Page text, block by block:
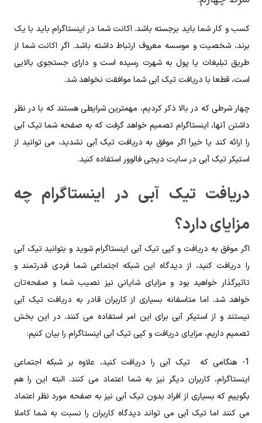
کسب و کار شما باید برجسته باشد. اکانت شما در اینستاگرام باید با یک
برند، شخصیت و موسسه معروف ارتباط داشته باشد. اگر اکانت شما از
طریق تبلیغات یا پول به شهرت رسیده است و دارای جستجوی بالایی
است، قطعا با دریافت تیک آبی شما موافقت نخواهد شد.
چهار شرطی که در بالا ذکر کردیم، مهمترین شرایطی هستند که با در نظر
داشتن آنها، اینستاگرام تصمیم خواهد گرفت که به صفحه شما تیک آبی
را ارائه کند یا خیر! اگر موفق به دریافت تیک آبی نشدید، می توانید از
استیکر تیک آبی در سایت دیجی فالوور استفاده کنید.
دریافت تیک آبی در اینستاگرام چه
مزایای دارد؟
اگر موفق به دریافت و کپی تیک آبی اینستاگرام شوید و بتوانید تیک آبی
را دریافت کنید، از دیدگاه این شبکه اجتماعی شما فردی قدرتمند و
تاثیرگذار خواهید بود و مزایای شایانی نیز نصیب شما و صفحه‌تان
خواهد شد. اما متاسفانه بسیاری از کاربران قادر به دریافت تیک آبی
نیستند و از استیکر آبی برای این امر استفاده می کنند. در این بخش
تصمیم داریم، مزایای دریافت و کپی تیک آبی اینستاگرام را بیان کنیم:
1- هنگامی که تیک آبی را دریافت کنید، علاوه بر شبکه اجتماعی
اینستاگرام، کاربران دیگر نیز به شما اعتماد می کنند. البته این را هم
بگوییم که بسیاری از افراد بدون تیک آبی نیز به صفحه مورد نظر اعتماد
می کنند اما تیک آبی می تواند دیدگاه کاربران را نسبت به شما کاملا